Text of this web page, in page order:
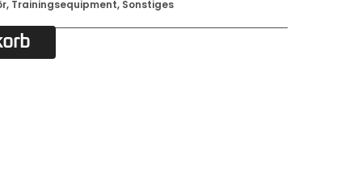
, Trainingsequipment, Sonstiges